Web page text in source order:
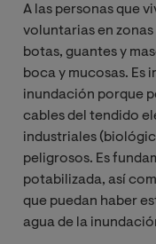
A las personas que
voluntarias en
botas, guantes y
boca y mucosas. Es
inundación porque
cables del tendido
industriales
peligrosos. Es
potabilizada, así
que puedan haber
agua de la